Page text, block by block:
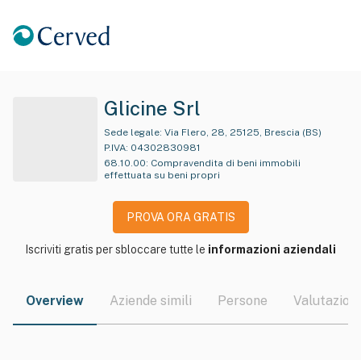
Glicine Srl
Sede legale: Via Flero, 28, 25125, Brescia (BS)
P.IVA: 04302830981
68.10.00: Compravendita di beni immobili
effettuata su beni propri
PROVA ORA GRATIS
Iscriviti gratis per sbloccare tutte le informazioni aziendali
Overview Aziende simili Persone Valutazioni